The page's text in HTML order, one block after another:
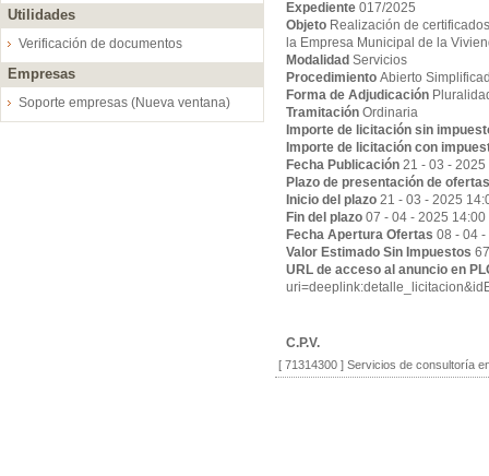
Utilidades
Verificación de documentos
Empresas
Soporte empresas (Nueva ventana)
Expediente 017/2025
Objeto Realización de
la Empresa Municipal de la
Modalidad Servicios
Procedimiento Abierto
Forma de Adjudicación
Tramitación Ordinaria
Importe de licitación sin
Importe de licitación con
Fecha Publicación 21 - 03 - 2025
Plazo de presentación de ofertas
Inicio del plazo 21 - 03 - 2025
Fin del plazo 07 - 04 - 2025 14:00
Fecha Apertura Ofertas 08 - 04
Valor Estimado Sin Impuestos
URL de acceso al anuncio en
C.P.V.
[ 71314300 ]Servicios de consultoría